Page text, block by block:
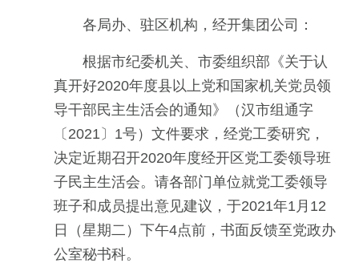
各局办、驻区机构，经开集团公司：
根据市纪委机关、市委组织部《关于认
真开好2020年度县以上党和国家机关党员领
导干部民主生活会的通知》（汉市组通字
〔2021〕1号）文件要求，经党工委研究，
决定近期召开2020年度经开区党工委领导班
子民主生活会。请各部门单位就党工委领导
班子和成员提出意见建议，于2021年1月12
日（星期二）下午4点前，书面反馈至党政办
公室秘书科。